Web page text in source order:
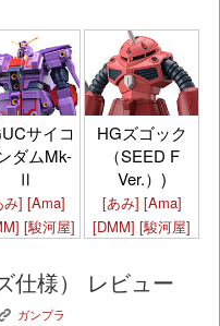
サイコ
ダムMk-
Ⅱ
み] [Ama]
[駿河屋]
HGズゴック
（SEED F
Ver.）)
[あみ] [Ama]
[DMM] [駿河屋]
仕様） レビュー
ガンプラ